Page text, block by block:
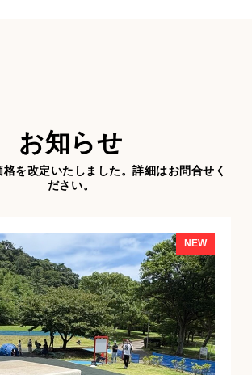
お知らせ
を改定いたしました。詳細はお問合せく
ださい。